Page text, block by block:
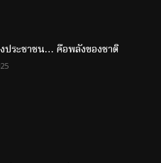
ประชาชน… คือพลังของชาติ